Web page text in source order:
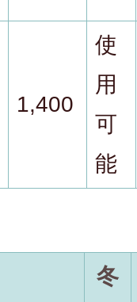
1,400
使
用
可
能
冬